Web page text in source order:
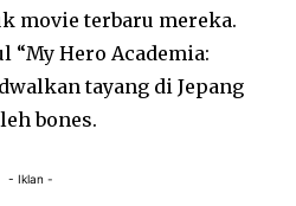
movie terbaru mereka.
“My Hero Academia:
tayang di Jepang
bones.
- Iklan -